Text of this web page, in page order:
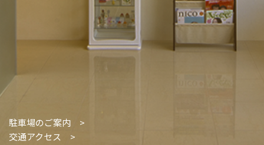
駐車場のご案内 >
交通アクセス >